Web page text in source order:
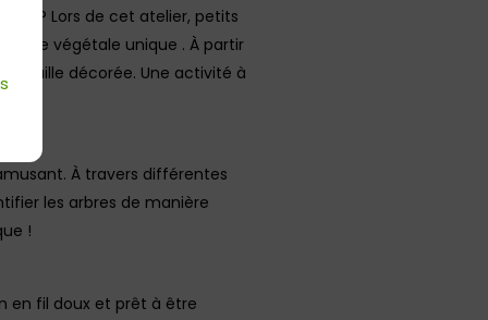
? Lors de cet atelier, petits
végétale unique . À partir
feuille décorée. Une activité à
À travers différentes
les arbres de manière
!
en fil doux et prêt à être